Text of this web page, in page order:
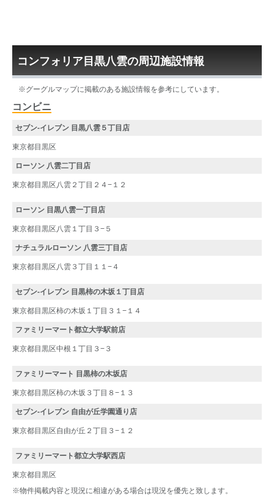
コンフォリア目黒八雲の周辺施設情報
※グーグルマップに掲載のある施設情報を参考にしています。
コンビニ
セブン-イレブン 目黒八雲５丁目店
東京都目黒区
ローソン 八雲二丁目店
東京都目黒区八雲２丁目２４−１２
ローソン 目黒八雲一丁目店
東京都目黒区八雲１丁目３−５
ナチュラルローソン 八雲三丁目店
東京都目黒区八雲３丁目１１−４
セブン-イレブン 目黒柿の木坂１丁目店
東京都目黒区柿の木坂１丁目３１−１４
ファミリーマート都立大学駅前店
東京都目黒区中根１丁目３−３
ファミリーマート 目黒柿の木坂店
東京都目黒区柿の木坂３丁目８−１３
セブン-イレブン 自由が丘学園通り店
東京都目黒区自由が丘２丁目３−１２
ファミリーマート都立大学駅西店
東京都目黒区
※物件掲載内容と現況に相違がある場合は現況を優先と致します。